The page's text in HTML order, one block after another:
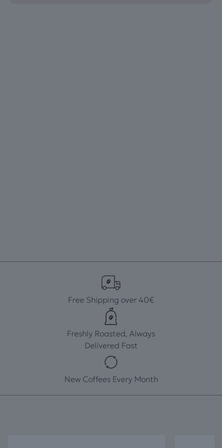
Free Shipping over 40€
Freshly Roasted, Always
Delivered Fast
New Coffees Every Month